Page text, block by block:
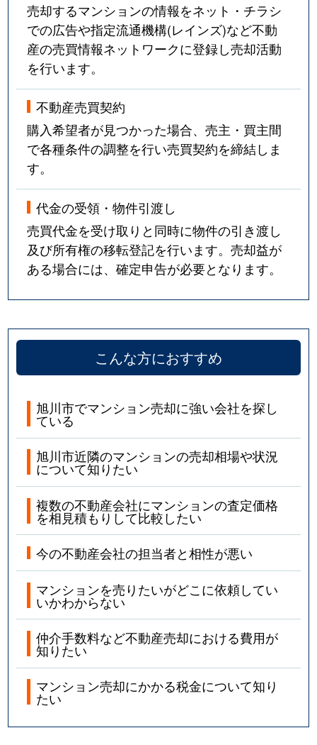
売却するマンションの情報をネット・チラシ
での広告や指定流通機構(レインズ)など不動
産の売買情報ネットワークに登録し売却活動
を行います。
不動産売買契約
購入希望者が見つかった場合、売主・買主間
で各種条件の調整を行い売買契約を締結しま
す。
代金の受領・物件引渡し
売買代金を受け取りと同時に物件の引き渡し
及び所有権の移転登記を行います。売却益が
ある場合には、確定申告が必要となります。
こんな方におすすめ
旭川市でマンション売却に強い会社を探し
ている
旭川市近隣のマンションの売却相場や状況
について知りたい
複数の不動産会社にマンションの査定価格
を相見積もりして比較したい
今の不動産会社の担当者と相性が悪い
マンションを売りたいがどこに依頼してい
いかわからない
仲介手数料など不動産売却における費用が
知りたい
マンション売却にかかる税金について知り
たい